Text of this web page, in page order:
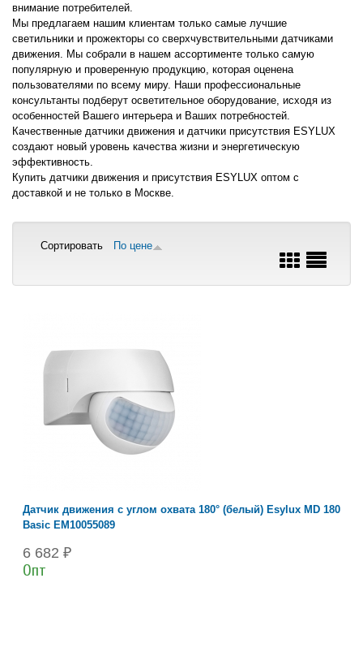
внимание потребителей.
Мы предлагаем нашим клиентам только самые лучшие
светильники и прожекторы со сверхчувствительными датчиками
движения. Мы собрали в нашем ассортименте только самую
популярную и проверенную продукцию, которая оценена
пользователями по всему миру. Наши профессиональные
консультанты подберут осветительное оборудование, исходя из
особенностей Вашего интерьера и Ваших потребностей.
Качественные датчики движения и датчики присутствия ESYLUX
создают новый уровень качества жизни и энергетическую
эффективность.
Купить датчики движения и присутствия ESYLUX оптом с
доставкой и не только в Москве.
Сортировать По цене
Датчик движения с углом охвата 180° (белый) Esylux MD 180
Basic EM10055089
6 682 ₽
Опт